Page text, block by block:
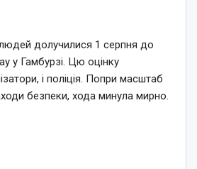
долучилися 1 серпня до
у Гамбурзі. Цю оцінку
і поліція. Попри масштаб
безпеки, хода минула мирно.